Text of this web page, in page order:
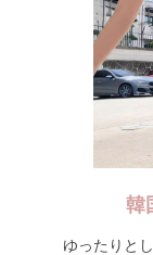
韓
ゆったりと